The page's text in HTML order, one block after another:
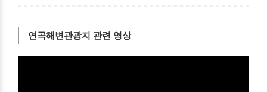
연곡해변관광지 관련 영상